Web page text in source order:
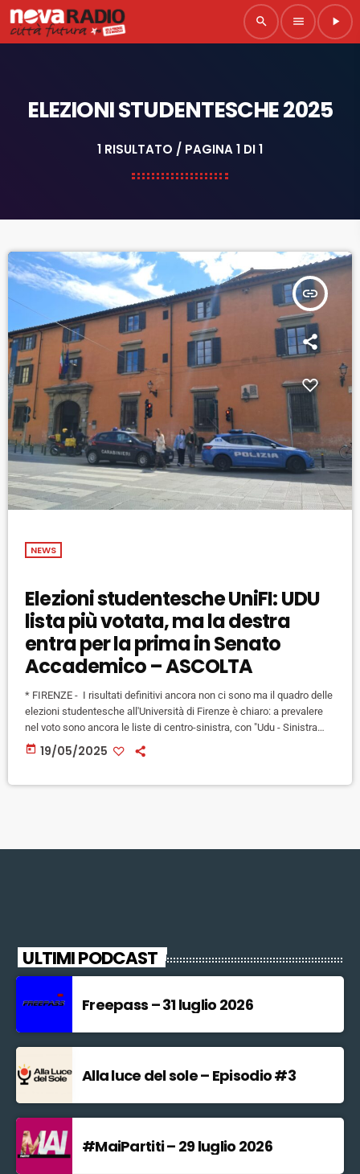
search menu play_arrow
ELEZIONI STUDENTESCHE 2025
1 RISULTATO / PAGINA 1 DI 1
insert_link
NEWS
Elezioni studentesche UniFI: UDU
lista più votata, ma la destra
entra per la prima in Senato
Accademico – ASCOLTA
* FIRENZE - I risultati definitivi ancora non ci sono ma il quadro delle
elezioni studentesche all'Università di Firenze è chiaro: a prevalere
nel voto sono ancora le liste di centro-sinistra, con "Udu - Sinistra
Universitaria" lista più votata mentre la lita CSX perde tre
rappresentanti. A livello di ripartizione dei seggi, invece, sarà un
today 19/05/2025
ULTIMI PODCAST
Freepass – 31 luglio 2026
Alla luce del sole – Episodio #3
#MaiPartiti – 29 luglio 2026